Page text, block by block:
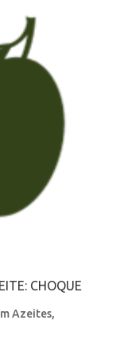
CHOQUE
Azeites,